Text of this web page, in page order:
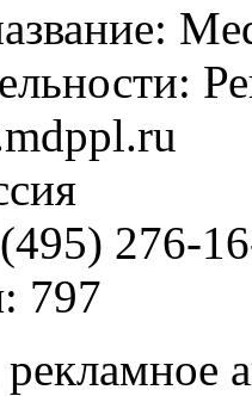
(495) 276-
797